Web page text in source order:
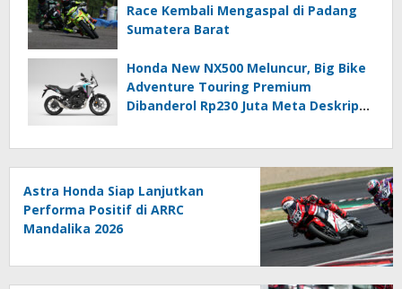
Race Kembali Mengaspal di Padang
Sumatera Barat
Honda New NX500 Meluncur, Big Bike
Adventure Touring Premium
Dibanderol Rp230 Juta Meta Deskripsi
Astra Honda Siap Lanjutkan
Performa Positif di ARRC
Mandalika 2026